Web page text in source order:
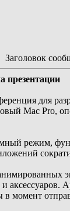
Заголовок
презентации
для
Mac Pro,
режим,
в момент